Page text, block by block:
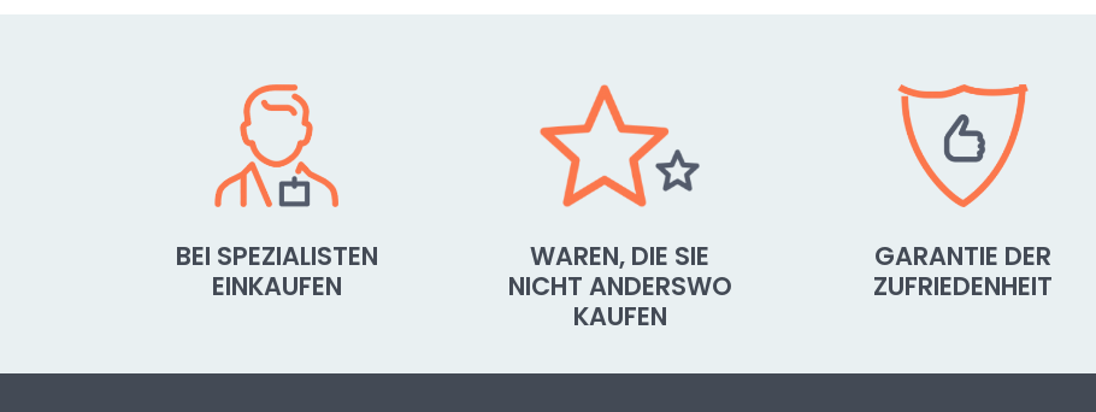
BEI SPEZIALISTEN
EINKAUFEN
WAREN, DIE SIE
NICHT ANDERSWO
KAUFEN
GARANTIE DER
ZUFRIEDENHEIT